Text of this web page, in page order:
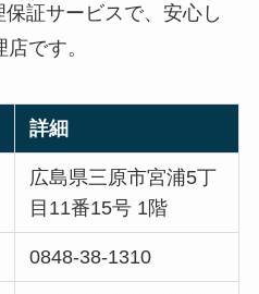
証サービスで、安心し
です。
詳細
広島県三原市宮浦5丁
目11番15号 1階
0848-38-1310